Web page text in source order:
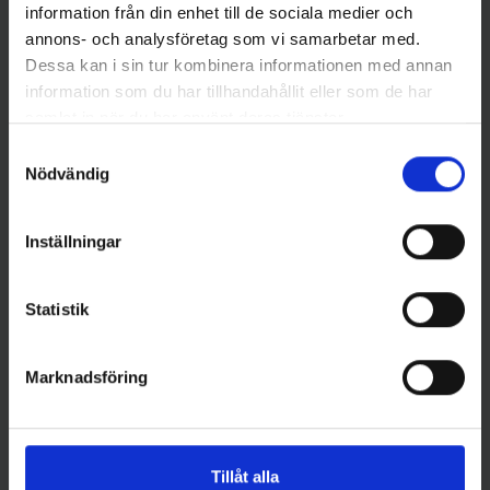
information från din enhet till de sociala medier och
annons- och analysföretag som vi samarbetar med.
Dessa kan i sin tur kombinera informationen med annan
information som du har tillhandahållit eller som de har
Nödvändig
Inställningar
Statistik
Marknadsföring
Tillåt alla
Gamakatsu CWC
16 andra produkter i samma kategori: